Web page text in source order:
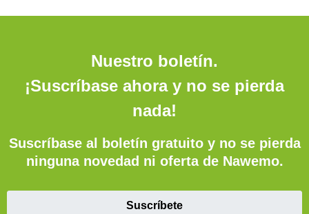
Nuestro boletín.
¡Suscríbase ahora y no se pierda
nada!
Suscríbase al boletín gratuito y no se pierda
ninguna novedad ni oferta de Nawemo.
Suscríbete